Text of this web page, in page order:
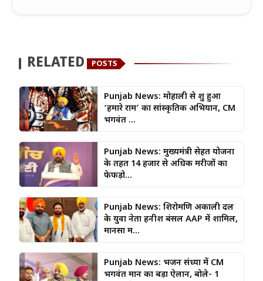
RELATED POSTS
Punjab News: मोहाली से शुरू हुआ
‘हमारे राम’ का सांस्कृतिक अभियान, CM
भगवंत ...
Punjab News: मुख्यमंत्री सेहत योजना
के तहत 14 हजार से अधिक मरीजों का
फेफड़ो...
Punjab News: शिरोमणि अकाली दल
के युवा नेता हनीश बंसल AAP में शामिल,
मानसा म...
Punjab News: भजन संध्या में CM
भगवंत मान का बड़ा ऐलान, बोले- 1